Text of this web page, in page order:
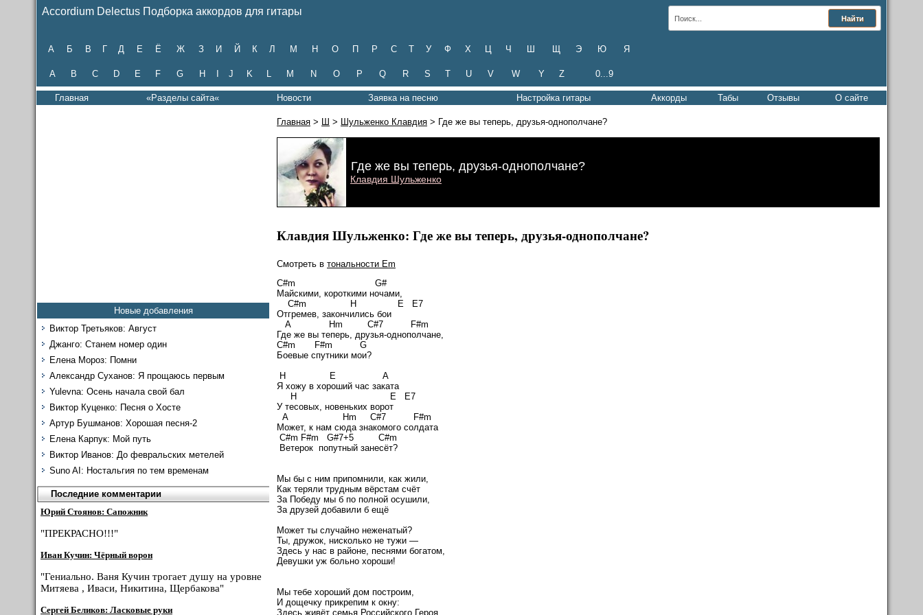
Accordium Delectus Подборка аккордов для гитары
А Б В Г Д Е Ё Ж З И Й К Л М Н О П Р С Т У Ф Х Ц Ч Ш Щ Э Ю Я
A B C D E F G H J K L M N O P Q R S T U V W Y Z 0...9
Главная «Разделы сайта« Новости Заявка на песню Настройка гитары Аккорды Табы Отзывы О сайте
Новые добавления
Виктор Третьяков: Август
Джанго: Станем номер один
Елена Мороз: Помни
Александр Суханов: Я прощаюсь первым
Yulevna: Осень начала свой бал
Виктор Куценко: Песня о Хосте
Артур Бушманов: Хорошая песня-2
Елена Карпук: Мой путь
Виктор Иванов: До февральских метелей
Suno AI: Ностальгия по тем временам
Последние комментарии
Юрий Стоянов: Сапожник
"ПРЕКРАСНО!!!"
Иван Кучин: Чёрный ворон
"Гениально. Ваня Кучин трогает душу на уровне
Митяева , Иваси, Никитина, Щербакова"
Сергей Беликов: Ласковые руки
Главная > Ш > Шульженко Клавдия > Где же вы теперь, друзья-однополчане?
Где же вы теперь, друзья-однополчане?
Клавдия Шульженко
Клавдия Шульженко: Где же вы теперь, друзья-однополчане?
Смотреть в тональности Em
C#m G#
Майскими, короткими ночами,
C#m H E E7
Отгремев, закончились бои
A Hm C#7 F#m
Где же вы теперь, друзья-однополчане,
C#m F#m G
Боевые спутники мои?
H E A
Я хожу в хороший час заката
H E E7
У тесовых, новеньких ворот
A Hm C#7 F#m
Может, к нам сюда знакомого солдата
C#m F#m G#7+5 C#m
Ветерок попутный занесёт?
Мы бы с ним припомнили, как жили,
Как теряли трудным вёрстам счёт
За Победу мы б по полной осушили,
За друзей добавили б ещё
Может ты случайно неженатый?
Ты, дружок, нисколько не тужи —
Здесь у нас в районе, песнями богатом,
Девушки уж больно хороши!
Мы тебе хороший дом построим,
И дощечку прикрепим к окну:
Здесь живёт семья Российского Героя,